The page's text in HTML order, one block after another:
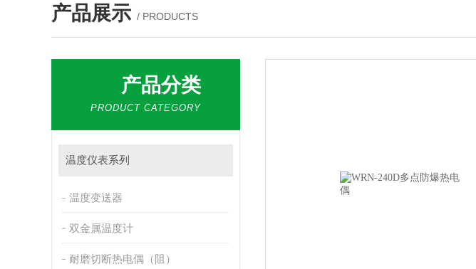
产品展示 / PRODUCTS
产品分类
PRODUCT CATEGORY
温度仪表系列
温度变送器
双金属温度计
耐磨切断热电偶（阻）